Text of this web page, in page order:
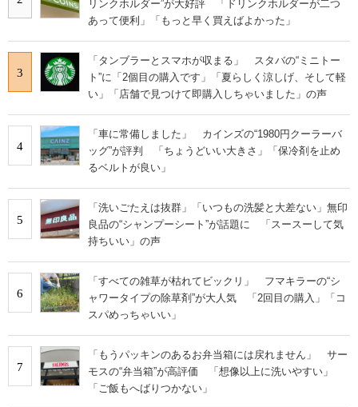
リンクホルダー”が大好評 「ドリンクホルダーが二つ
あって便利」「もっと早く買えばよかった」
3
「タンブラーとスマホが収まる」 スタバの“ミニトー
ト”に「2個目の購入です」「夏らしく涼しげ、そして軽
い」「店舗で見つけて即購入しちゃいました」の声
4
「車に常備しました」 カインズの“1980円クーラーバ
ッグ”が評判 「ちょうどいい大きさ」「保冷剤を止め
るベルトが良い」
5
「洗いごたえは抜群」「いつもの洗髪と大差ない」無印
良品の“シャンプーシート”が話題に 「スースーして気
持ちいい」の声
6
「すべての雑草が枯れてビックリ」 フマキラーの“シ
ャワータイプの除草剤”が大人気 「2回目の購入」「コ
スパめっちゃいい」
7
「もうパッキンのあるお弁当箱には戻れません」 サー
モスの“弁当箱”が高評価 「想像以上に洗いやすい」
「ご飯もへばりつかない」